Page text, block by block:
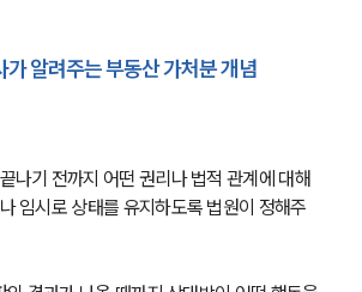
알려주는 부동산 가처분 개념
나기 전까지 어떤 권리나 법적 관계에 대해
임시로 상태를 유지하도록 법원이 정해주